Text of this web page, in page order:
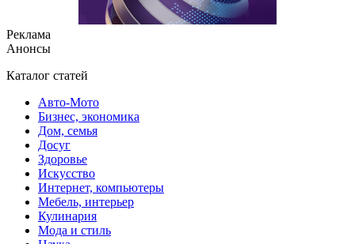
Реклама
Анонсы
Каталог статей
Авто-Мото
Бизнес, экономика
Дом, семья
Досуг
Здоровье
Искусство
Интернет, компьютеры
Мебель, интерьер
Кулинария
Мода и стиль